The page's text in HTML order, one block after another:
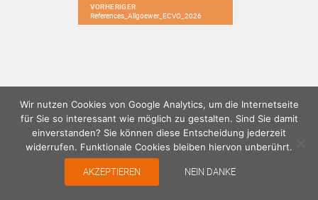
VORHERIGER
Vorheriger
References_Allgoewer_ECVO_2026
Wir nutzen Cookies von Google Analytics, um die Internetseite
für Sie so interessant wie möglich zu gestalten. Sind Sie damit
einverstanden? Sie können diese Entscheidung jederzeit
widerrufen. Funktionale Cookies bleiben hiervon unberührt.
AKZEPTIEREN NEIN DANKE